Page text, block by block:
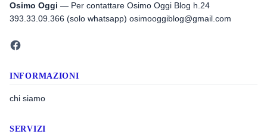
Osimo Oggi — Per contattare Osimo Oggi Blog h.24
393.33.09.366 (solo whatsapp) osimooggiblog@gmail.com
INFORMAZIONI
chi siamo
SERVIZI